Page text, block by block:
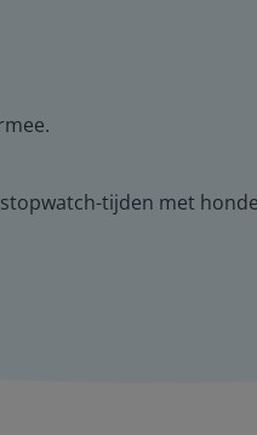
tijden met